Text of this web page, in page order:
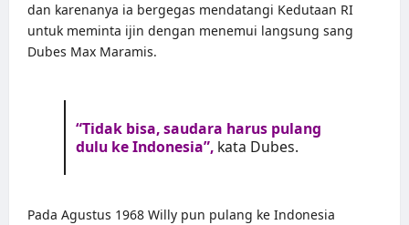
dan karenanya ia bergegas mendatangi Kedutaan RI
untuk meminta ijin dengan menemui langsung sang
Dubes Max Maramis.
“Tidak bisa, saudara harus pulang
dulu ke Indonesia”, kata Dubes.
Pada Agustus 1968 Willy pun pulang ke Indonesia